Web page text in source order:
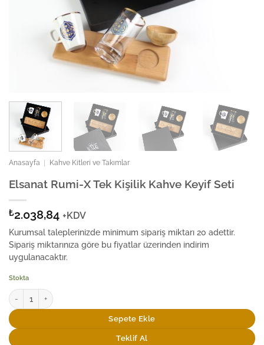
Anasayfa Kahve Kitleri ve Takımlar
Elsanat Rumi-X Tek Kişilik Kahve Keyif Seti
₺2.038,84 +KDV
Kurumsal taleplerinizde minimum sipariş miktarı 20 adettir.
Sipariş miktarınıza göre bu fiyatlar üzerinden indirim
uygulanacaktır.
Stokta
Elsanat Rumi-X Tek Kişilik Kahve Keyif Seti adet
Sepete Ekle
Teklif Al